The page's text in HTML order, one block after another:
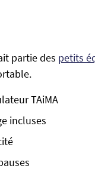
partie des petits
TAiMA
incluses